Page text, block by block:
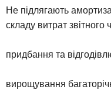
Не підлягають
складу витрат
придбання та
вирощування